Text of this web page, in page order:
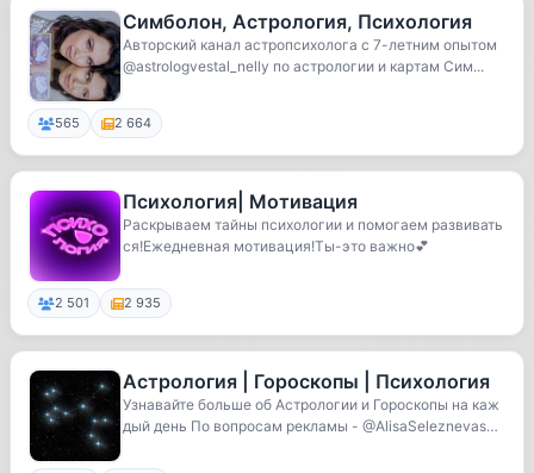
Симболон, Астрология, Психология
Авторский канал астропсихолога с 7-летним опытом
@astrologvestal_nelly по астрологии и картам Сим...
565 2 664
Психология| Мотивация
Раскрываем тайны психологии и помогаем развивать
ся!Ежедневная мотивация!Ты-это важно💕
2 501 2 935
Астрология | Гороскопы | Психология
Узнавайте больше об Астрологии и Гороскопы на каж
дый день По вопросам рекламы - @AlisaSeleznevasm